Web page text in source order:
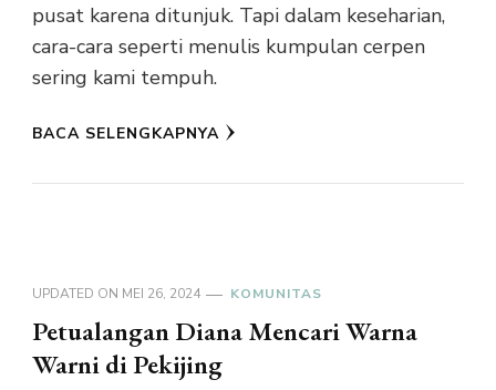
pusat karena ditunjuk. Tapi dalam keseharian,
cara-cara seperti menulis kumpulan cerpen
sering kami tempuh.
BACA SELENGKAPNYA
UPDATED ON MEI 26, 2024 KOMUNITAS
Petualangan Diana Mencari Warna
Warni di Pekijing